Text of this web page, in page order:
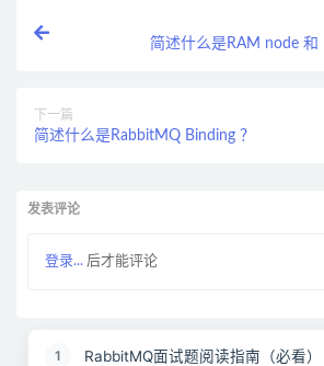
简述什么是RAM node 和
下一篇
简述什么是RabbitMQ Binding ？
发表评论
登录... 后才能评论
1 RabbitMQ面试题阅读指南（必看）